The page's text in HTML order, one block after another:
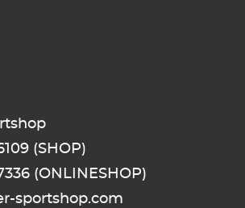
(SHOP)
(ONLINESHOP)
sportshop.com